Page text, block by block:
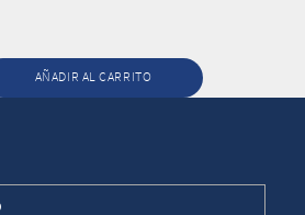
AÑADIR AL CARRITO